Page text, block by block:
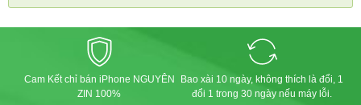
Cam Kết chỉ bán iPhone NGUYÊN
ZIN 100%
Bao xài 10 ngày, không thích là đổi, 1
đổi 1 trong 30 ngày nếu máy lỗi.